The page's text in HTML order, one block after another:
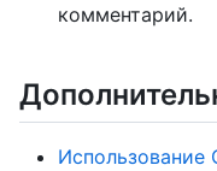
комментарий.
Использование